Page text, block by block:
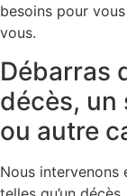
besoins pour
vous.
Débarras
décès, un
ou autre
Nous intervenons